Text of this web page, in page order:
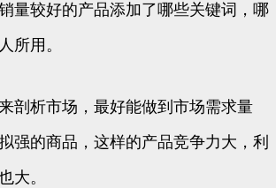
量较好的产品添加了哪些关键词，哪
所用。
剖析市场，最好能做到市场需求量
强的商品，这样的产品竞争力大，利
大。